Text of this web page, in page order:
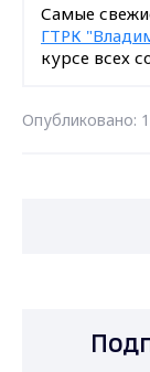
Самые
ГТРК
курсе всех
Опубликовано: